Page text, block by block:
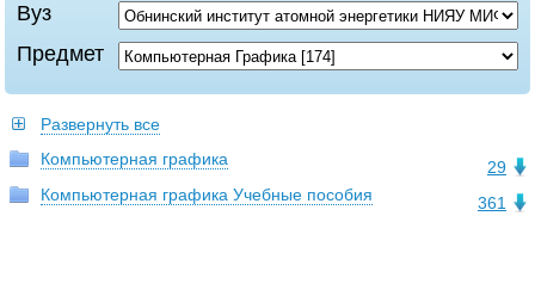
Вуз
Предмет
Развернуть все
29
Компьютерная графика
361
Компьютерная графика Учебные пособия